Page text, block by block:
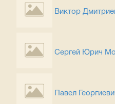
Виктор
Сергей Юрич
Павел